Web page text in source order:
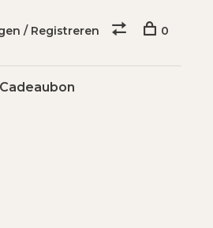
Cadeaubon
/ Registreren 0